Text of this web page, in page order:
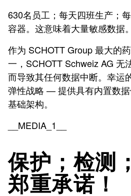
630名员工；每天四班生产；
容器。这意味着大量敏感数据。
作为 SCHOTT Group 最大的
一，SCHOTT Schweiz AG 无
而导致其任何数据中断。幸运
弹性战略 — 提供具有内置数
基础架构。
__MEDIA_1__
保护；检测
郑重承诺！